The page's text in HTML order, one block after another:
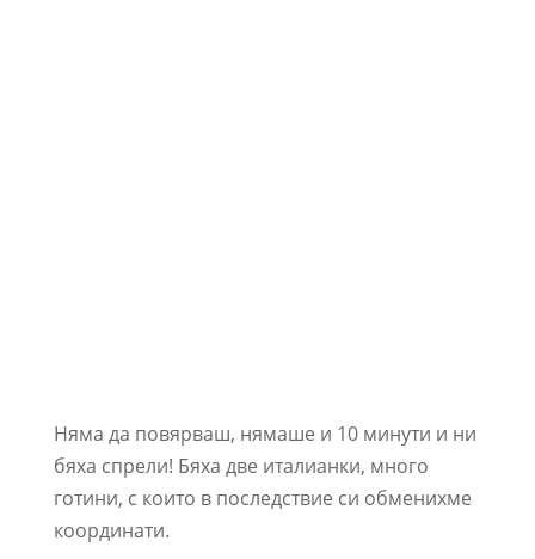
Няма да повярваш, нямаше и 10 минути и ни
бяха спрели! Бяха две италианки, много
готини, с които в последствие си обменихме
координати.